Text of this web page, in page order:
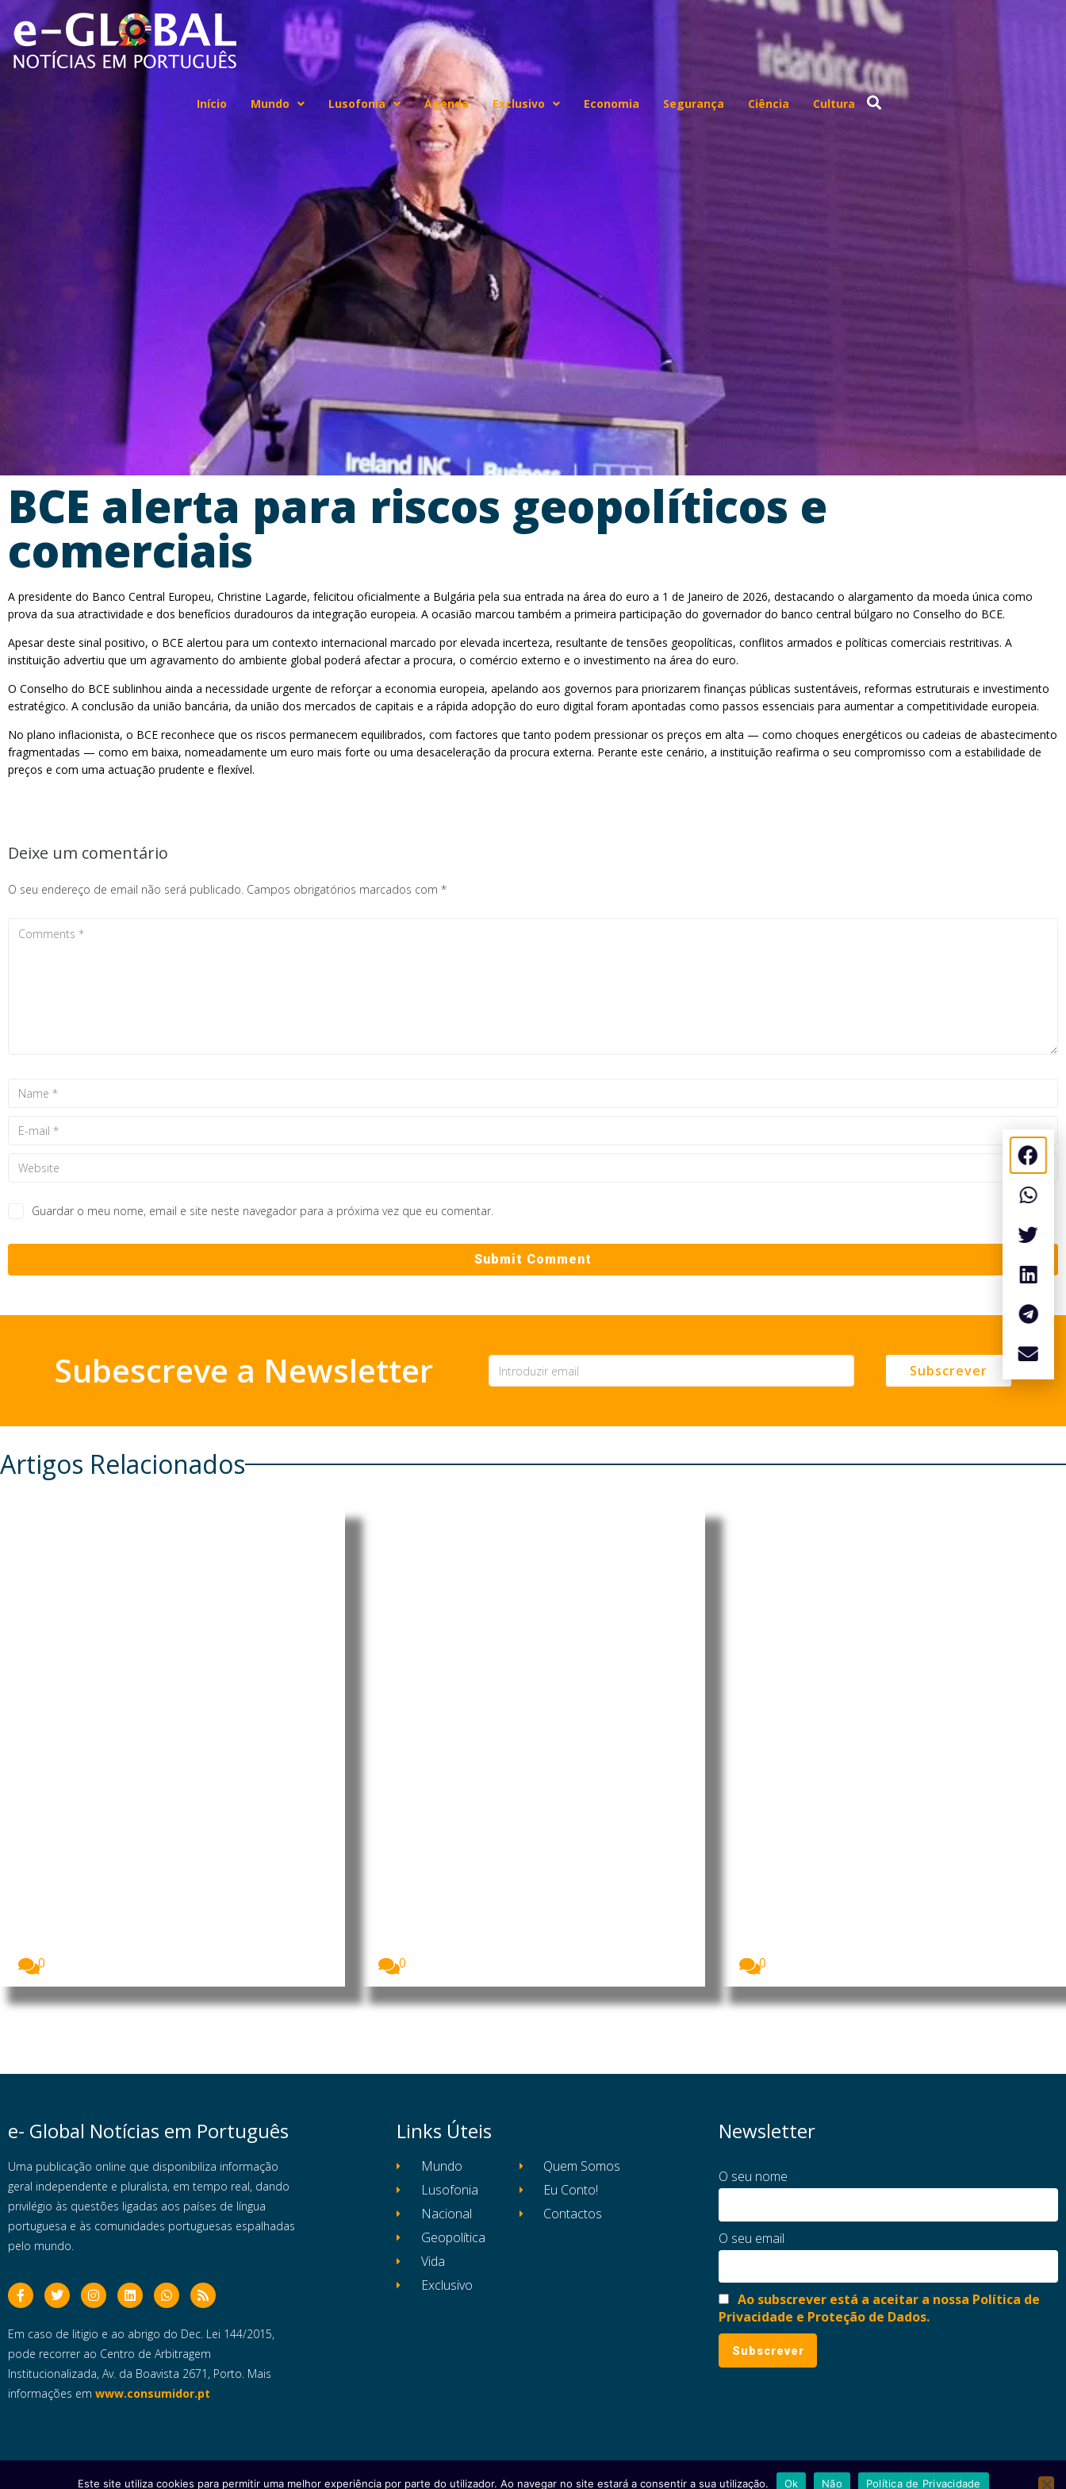
Início Mundo Lusofonia Agenda Exclusivo Economia Segurança Ciência Cultura
BCE alerta para riscos geopolíticos e
comerciais
A presidente do Banco Central Europeu, Christine Lagarde, felicitou oficialmente a Bulgária pela sua entrada na área do euro a 1 de Janeiro de 2026, destacando o alargamento da moeda única como
prova da sua atractividade e dos benefícios duradouros da integração europeia. A ocasião marcou também a primeira participação do governador do banco central búlgaro no Conselho do BCE.
Apesar deste sinal positivo, o BCE alertou para um contexto internacional marcado por elevada incerteza, resultante de tensões geopolíticas, conflitos armados e políticas comerciais restritivas. A
instituição advertiu que um agravamento do ambiente global poderá afectar a procura, o comércio externo e o investimento na área do euro.
O Conselho do BCE sublinhou ainda a necessidade urgente de reforçar a economia europeia, apelando aos governos para priorizarem finanças públicas sustentáveis, reformas estruturais e investimento
estratégico. A conclusão da união bancária, da união dos mercados de capitais e a rápida adopção do euro digital foram apontadas como passos essenciais para aumentar a competitividade europeia.
No plano inflacionista, o BCE reconhece que os riscos permanecem equilibrados, com factores que tanto podem pressionar os preços em alta — como choques energéticos ou cadeias de abastecimento
fragmentadas — como em baixa, nomeadamente um euro mais forte ou uma desaceleração da procura externa. Perante este cenário, a instituição reafirma o seu compromisso com a estabilidade de
preços e com uma actuação prudente e flexível.
Deixe um comentário
O seu endereço de email não será publicado. Campos obrigatórios marcados com *
Guardar o meu nome, email e site neste navegador para a próxima vez que eu comentar.
Subescreve a Newsletter Subscrever
Artigos Relacionados
0
0
0
e- Global Notícias em Português
Uma publicação online que disponibiliza informação
geral independente e pluralista, em tempo real, dando
privilégio às questões ligadas aos países de língua
portuguesa e às comunidades portuguesas espalhadas
pelo mundo.
Em caso de litigio e ao abrigo do Dec. Lei 144/2015,
pode recorrer ao Centro de Arbitragem
Institucionalizada, Av. da Boavista 2671, Porto. Mais
informações em www.consumidor.pt
Links Úteis
Mundo
Lusofonia
Nacional
Geopolítica
Vida
Exclusivo
Quem Somos
Eu Conto!
Contactos
Newsletter
O seu nome
O seu email
Ao subscrever está a aceitar a nossa Política de
Privacidade e Proteção de Dados.
Copyright © 2025 e- Global Notícias em Português | Todos os direitos reservados Ficha Técnica Estatuto Editorial Política de Privacidade e Proteção de Dados
Este site utiliza cookies para permitir uma melhor experiência por parte do utilizador. Ao navegar no site estará a consentir a sua utilização. Ok Não Política de Privacidade